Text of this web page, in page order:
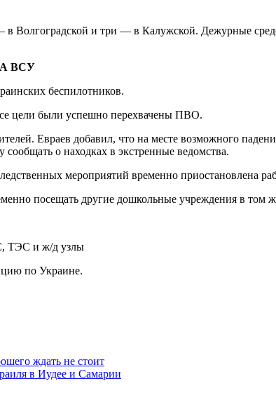
Волгоградской и три — в Калужской. Дежурные
ВСУ
беспилотников.
цели были успешно перехвачены ПВО.
Евраев добавил, что на месте возможного
о находках в экстренные ведомства.
мероприятий временно приостановлена
посещать другие дошкольные учреждения в том
по Украине.
ждать не стоит
в Иудее и Самарии